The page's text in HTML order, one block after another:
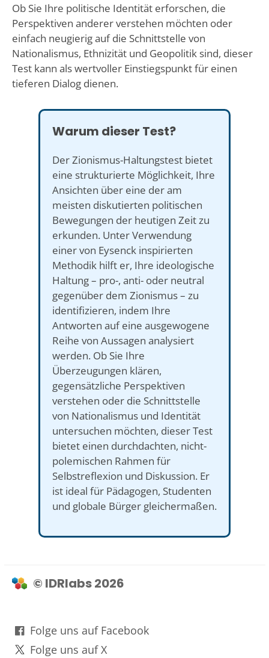
Ob Sie Ihre politische Identität erforschen, die
Perspektiven anderer verstehen möchten oder
einfach neugierig auf die Schnittstelle von
Nationalismus, Ethnizität und Geopolitik sind, dieser
Test kann als wertvoller Einstiegspunkt für einen
tieferen Dialog dienen.
Warum dieser Test?
Der Zionismus-Haltungstest bietet
eine strukturierte Möglichkeit, Ihre
Ansichten über eine der am
meisten diskutierten politischen
Bewegungen der heutigen Zeit zu
erkunden. Unter Verwendung
einer von Eysenck inspirierten
Methodik hilft er, Ihre ideologische
Haltung – pro-, anti- oder neutral
gegenüber dem Zionismus – zu
identifizieren, indem Ihre
Antworten auf eine ausgewogene
Reihe von Aussagen analysiert
werden. Ob Sie Ihre
Überzeugungen klären,
gegensätzliche Perspektiven
verstehen oder die Schnittstelle
von Nationalismus und Identität
untersuchen möchten, dieser Test
bietet einen durchdachten, nicht-
polemischen Rahmen für
Selbstreflexion und Diskussion. Er
ist ideal für Pädagogen, Studenten
und globale Bürger gleichermaßen.
© IDRlabs 2026
Folge uns auf Facebook
Folge uns auf X